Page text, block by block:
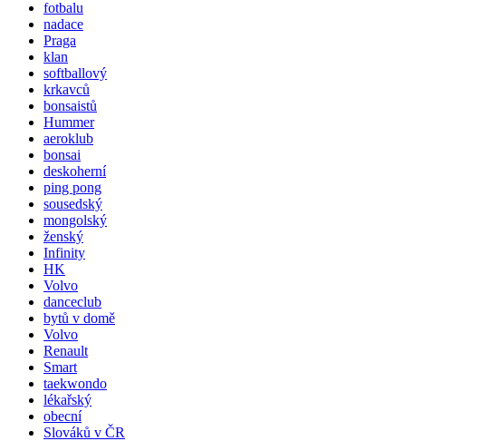
fotbalu
nadace
Praga
klan
softballový
krkavců
bonsaistů
Hummer
aeroklub
bonsai
deskoherní
ping pong
sousedský
mongolský
ženský
Infinity
HK
Volvo
danceclub
bytů v domě
Volvo
Renault
Smart
taekwondo
lékařský
obecní
Slováků v ČR